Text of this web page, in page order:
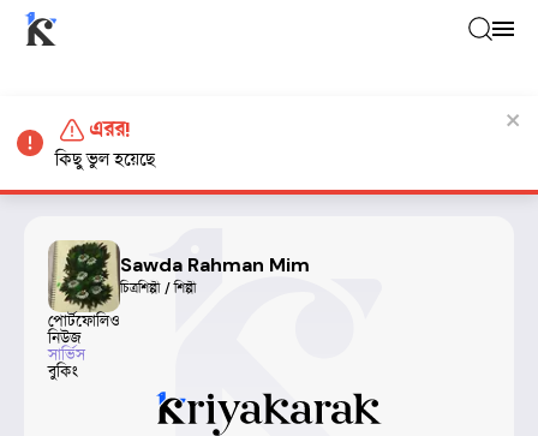
Sawda Rahman Mim
চিত্রশিল্পী / শিল্পী
পোর্টফোলিও
নিউজ
সার্ভিস
বুকিং
এরর!
কিছু ভুল হয়েছে